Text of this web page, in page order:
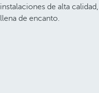
instalaciones de alta
llena de encanto.